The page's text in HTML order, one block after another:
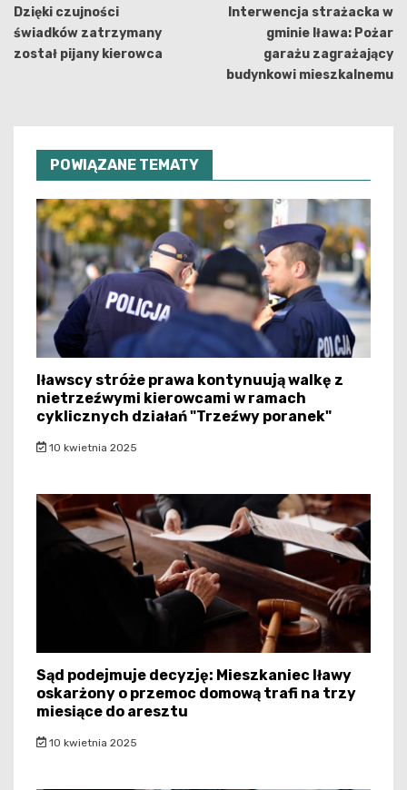
wpisu
Dzięki czujności
świadków zatrzymany
został pijany kierowca
Interwencja strażacka w
gminie Iława: Pożar
garażu zagrażający
budynkowi mieszkalnemu
POWIĄZANE TEMATY
Iławscy stróże prawa kontynuują walkę z
nietrzeźwymi kierowcami w ramach
cyklicznych działań "Trzeźwy poranek"
10 kwietnia 2025
Sąd podejmuje decyzję: Mieszkaniec Iławy
oskarżony o przemoc domową trafi na trzy
miesiące do aresztu
10 kwietnia 2025